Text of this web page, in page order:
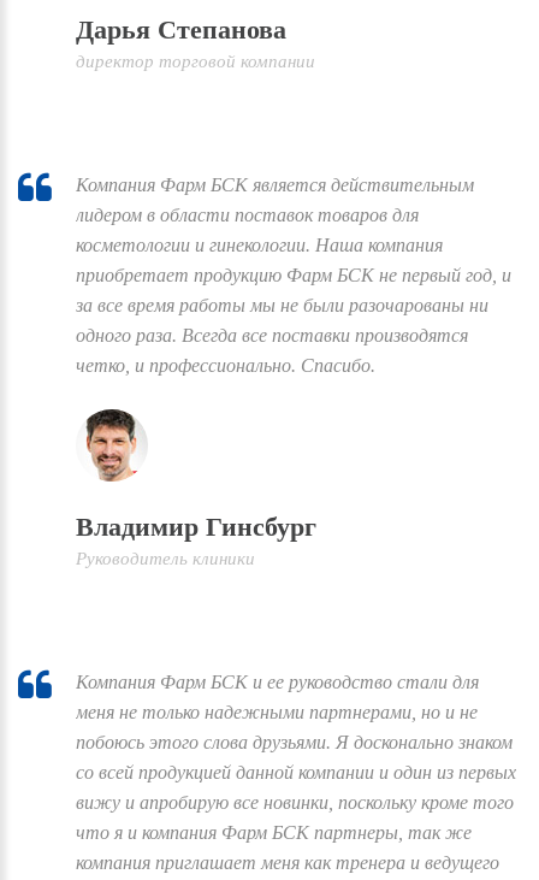
Дарья Степанова
директор торговой компании
Компания Фарм БСК является действительным
лидером в области поставок товаров для
косметологии и гинекологии. Наша компания
приобретает продукцию Фарм БСК не первый год, и
за все время работы мы не были разочарованы ни
одного раза. Всегда все поставки производятся
четко, и профессионально. Спасибо.
Владимир Гинсбург
Руководитель клиники
Компания Фарм БСК и ее руководство стали для
меня не только надежными партнерами, но и не
побоюсь этого слова друзьями. Я досконально знаком
со всей продукцией данной компании и один из первых
вижу и апробирую все новинки, поскольку кроме того
что я и компания Фарм БСК партнеры, так же
компания приглашает меня как тренера и ведущего